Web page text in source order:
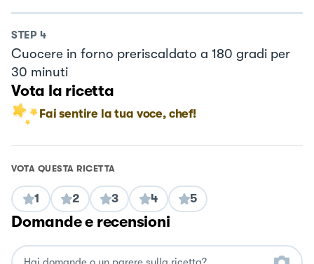
STEP 4
Cuocere in forno preriscaldato a 180 gradi per
30 minuti
Vota la ricetta
Fai sentire la tua voce, chef!
VOTA QUESTA RICETTA
1 2 3 4 5
Domande e recensioni